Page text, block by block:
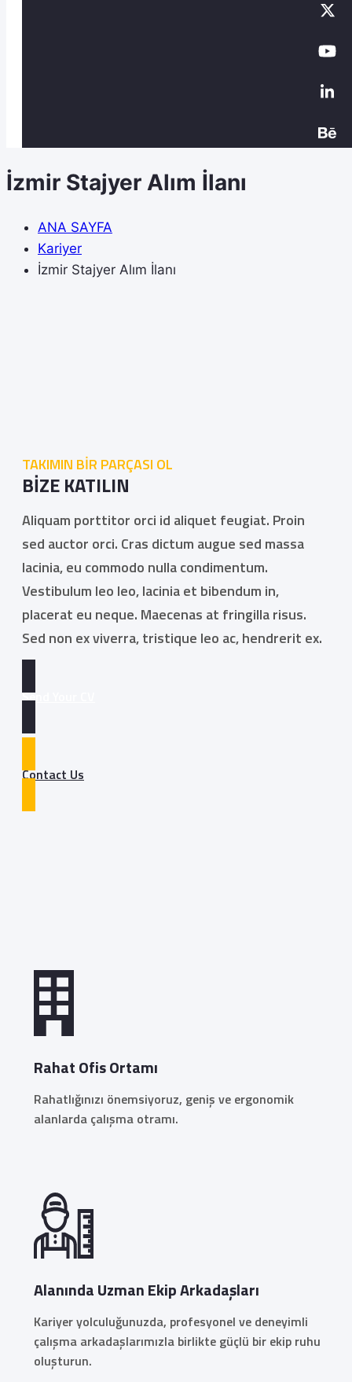
İzmir Stajyer Alım İlanı
ANA SAYFA
Kariyer
İzmir Stajyer Alım İlanı
TAKIMIN BİR PARÇASI OL
BİZE KATILIN
Aliquam porttitor orci id aliquet feugiat. Proin
sed auctor orci. Cras dictum augue sed massa
lacinia, eu commodo nulla condimentum.
Vestibulum leo leo, lacinia et bibendum in,
placerat eu neque. Maecenas at fringilla risus.
Sed non ex viverra, tristique leo ac, hendrerit ex.
Send Your CV
Contact Us
Rahat Ofis Ortamı
Rahatlığınızı önemsiyoruz, geniş ve ergonomik
alanlarda çalışma otramı.
Alanında Uzman Ekip Arkadaşları
Kariyer yolculuğunuzda, profesyonel ve deneyimli
çalışma arkadaşlarımızla birlikte güçlü bir ekip ruhu
oluşturun.